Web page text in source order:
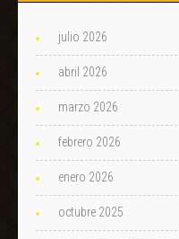
julio 2026
abril 2026
marzo 2026
febrero 2026
enero 2026
octubre 2025